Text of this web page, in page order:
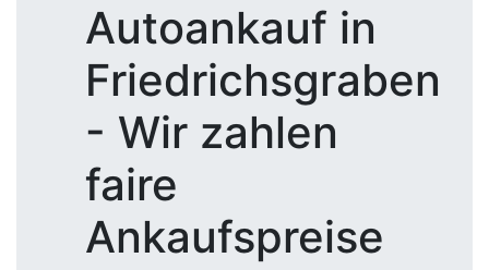
Autoankauf in
Friedrichsgraben
- Wir zahlen
faire
Ankaufspreise